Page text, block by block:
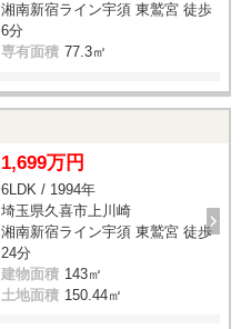
湘南新宿ライン宇須 東鷲宮 徒歩
6分
専有面積 77.3㎡
1,699万円
6LDK / 1994年
埼玉県久喜市上川崎
湘南新宿ライン宇須 東鷲宮 徒歩
24分
建物面積 143㎡
土地面積 150.44㎡